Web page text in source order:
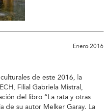
Enero 2016
de este 2016, la
Filial Gabriela Mistral,
del libro “La rata y otras
de su autor Melker Garay. La